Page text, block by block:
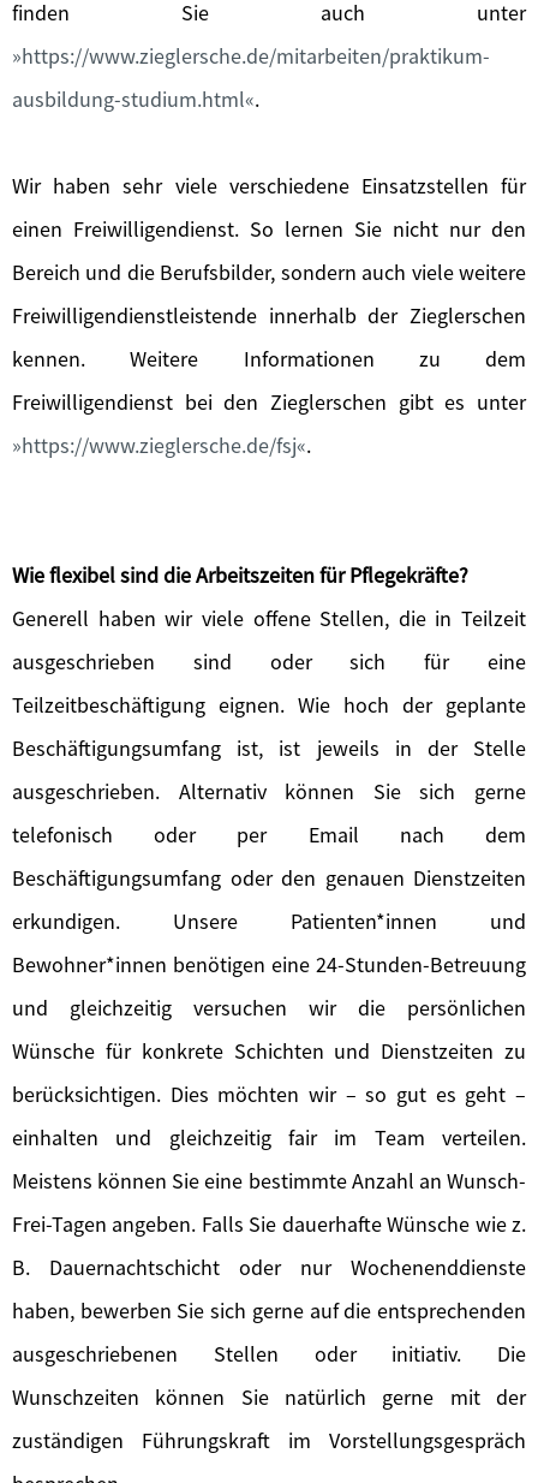
finden Sie auch unter
https://www.zieglersche.de/mitarbeiten/praktikum-
ausbildung-studium.html .
Wir haben sehr viele verschiedene Einsatzstellen für
einen Freiwilligendienst. So lernen Sie nicht nur den
Bereich und die Berufsbilder, sondern auch viele weitere
Freiwilligendienstleistende innerhalb der Zieglerschen
kennen. Weitere Informationen zu dem
Freiwilligendienst bei den Zieglerschen gibt es unter
https://www.zieglersche.de/fsj .
Wie flexibel sind die Arbeitszeiten für Pflegekräfte?
Generell haben wir viele offene Stellen, die in Teilzeit
ausgeschrieben sind oder sich für eine
Teilzeitbeschäftigung eignen. Wie hoch der geplante
Beschäftigungsumfang ist, ist jeweils in der Stelle
ausgeschrieben. Alternativ können Sie sich gerne
telefonisch oder per Email nach dem
Beschäftigungsumfang oder den genauen Dienstzeiten
erkundigen. Unsere Patienten*innen und
Bewohner*innen benötigen eine 24-Stunden-Betreuung
und gleichzeitig versuchen wir die persönlichen
Wünsche für konkrete Schichten und Dienstzeiten zu
berücksichtigen. Dies möchten wir – so gut es geht –
einhalten und gleichzeitig fair im Team verteilen.
Meistens können Sie eine bestimmte Anzahl an Wunsch-
Frei-Tagen angeben. Falls Sie dauerhafte Wünsche wie z.
B. Dauernachtschicht oder nur Wochenenddienste
haben, bewerben Sie sich gerne auf die entsprechenden
ausgeschriebenen Stellen oder initiativ. Die
Wunschzeiten können Sie natürlich gerne mit der
zuständigen Führungskraft im Vorstellungsgespräch